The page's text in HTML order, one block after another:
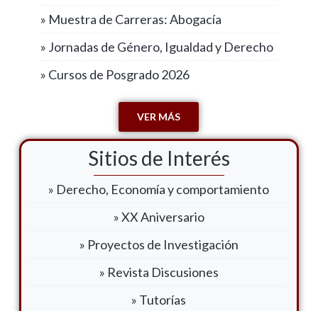
» Muestra de Carreras: Abogacía
» Jornadas de Género, Igualdad y Derecho
» Cursos de Posgrado 2026
VER MÁS
Sitios de Interés
» Derecho, Economía y comportamiento
» XX Aniversario
» Proyectos de Investigación
» Revista Discusiones
» Tutorías